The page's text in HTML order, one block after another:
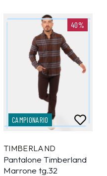
40%
CAMPIONARIO
TIMBERLAND
Pantalone Timberland
Marrone tg.32